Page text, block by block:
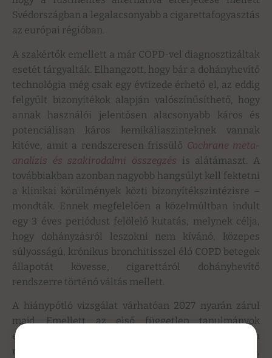
Svédországban a legalacsonyabb a cigarettafogyasztás
az európai régióban.
A szakértők emellett a már COPD-vel diagnosztizáltak
esetét tárgyalták. Elhangzott, hogy bár a dohányhevítő
technológia még csak egy évtizede érhető el, az eddig
felgyűlt bizonyítékok alapján valószínűsíthető, hogy
annak használói jelentősen alacsonyabb káros és
potenciálisan káros kemikáliaszinteknek vannak
kitéve, amit a rendszeresen frissülő Cochrane meta-
analízis és szakirodalmi összegzés is alátámaszt. A
továbbiakban azonban nagyobb hangsúlyt kell fektetni
a klinikai körülmények közti bizonyítékszintézisre –
mondták. Ennek megfelelően a közelmúltban indult
egy 3 éves periódust felölelő kutatás, melynek célja,
hogy dohányzásról leszokni nem kívánó, közepes
súlyosságú, krónikus bronchitisszel élő COPD betegek
állapotát kövesse, cigarettáról dohányhevítő
rendszerre történő váltás mellett.
A hiánypótló vizsgálat várhatóan 2027 nyarán zárul
majd. Emellett az első független tanulmányok
eredményei arra utalnak, hogy a dohányzást nem
mellőző COPD betegek körében figyelemre méltó,